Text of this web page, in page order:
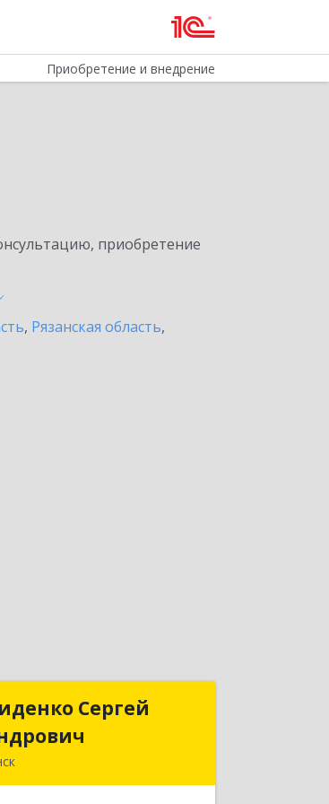
Приобретение и внедрение
приобретение
, Рязанская область,
СергейСергей
Александрович